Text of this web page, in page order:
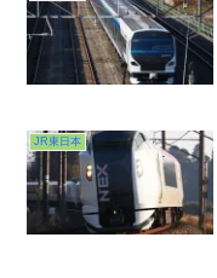
JR東日本